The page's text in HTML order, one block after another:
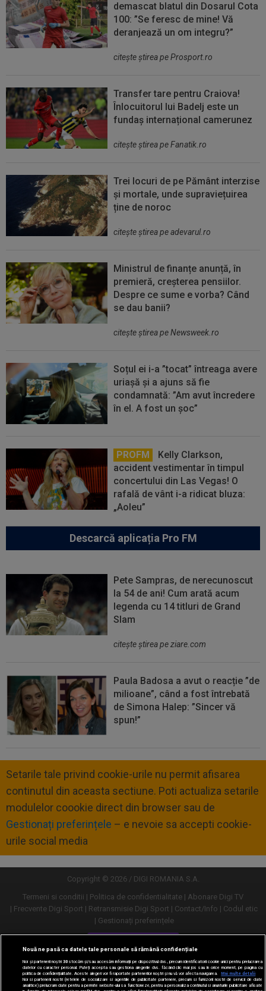
demascat blatul din Dosarul Cota
100: ”Se feresc de mine! Vă
deranjează un om integru?”
citeşte ştirea pe Prosport.ro
Transfer tare pentru Craiova!
Înlocuitorul lui Badelj este un
fundaș internațional camerunez
citeşte ştirea pe Fanatik.ro
Trei locuri de pe Pământ interzise
și mortale, unde supraviețuirea
ține de noroc
citeşte ştirea pe adevarul.ro
Ministrul de finanțe anunță, în
premieră, creșterea pensiilor.
Despre ce sume e vorba? Când
se dau banii?
citeşte ştirea pe Newsweek.ro
Soțul ei i-a ”tocat” întreaga avere
uriașă și a ajuns să fie
condamnată: ”Am avut încredere
în el. A fost un șoc”
PROFM
Kelly Clarkson,
accident vestimentar în timpul
concertului din Las Vegas! O
rafală de vânt i-a ridicat bluza:
„Aoleu”
Descarcă aplicația Pro FM
Pete Sampras, de nerecunoscut
la 54 de ani! Cum arată acum
legenda cu 14 titluri de Grand
Slam
citeşte ştirea pe ziare.com
Paula Badosa a avut o reacție ”de
milioane”, când a fost întrebată
de Simona Halep: ”Sincer vă
spun!”
Setarile tale privind cookie-urile nu permit afisarea
continutul din aceasta sectiune. Poti actualiza setarile
modulelor coookie direct din browser sau de
Gestionați preferințele – e nevoie sa accepti cookie-
urile social media
Copyright © 2026 / DIGI ROMANIA S.A.
Termeni si conditii
Politica de confidentialitate
Abonare Digi TV
Frecvente Digi Sport
Retransmisie Digi Sport Contact/Info
Codul etic
Gestionați preferințele
Versiune desktop
Nouă ne pasă ca datele tale personale să rămână confidențiale
Noi și partenerii noștri30stocăm și/sau accesăm informații pe dispozitivul dvs., precum identificatorii cookie unici pentru prelucrarea
datelor cu caracter personal. Puteți accepta sau gestiona alegerile dvs. făcând clic mai jos sau în orice moment, pe pagina cu
politica de confidențialitate. Aceste alegeri vor fi raportate partenerilor noștri și nu vă vor afecta navigarea.
Mai multe detalii
Noi si partenerii nostri (retelele de socializare si agentiile de publicitate partenere, precum si furnizorii nostri de servicii de date
analitice) prelucram date pentru a permite website-ului sa functioneze, pentru a personaliza continutul si anunturile publicitare afisate